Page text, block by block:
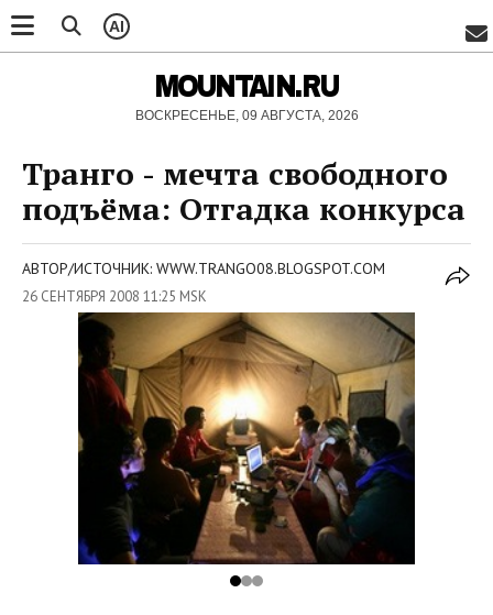
AI
MOUNTAIN.RU
ВОСКРЕСЕНЬЕ, 09 АВГУСТА, 2026
Транго - мечта свободного
подъёма: Отгадка конкурса
АВТОР/ИСТОЧНИК: WWW.TRANGO08.BLOGSPOT.COM
26 СЕНТЯБРЯ 2008 11:25 MSK